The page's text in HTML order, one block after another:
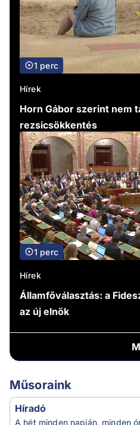
1 perc
Hírek
Horn Gábor szerint nem
rezsicsökkentés
1 perc
Hírek
Államfőválasztás: a
az új elnök
Műsoraink
Híradó
A hét minden napján, minden